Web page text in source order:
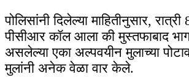
पोलिसांनी दिलेल्या माहितीनुसार,
पीसीआर कॉल आला की मुस्तफाबाद
असलेल्या एका अल्पवयीन मुलाच्या
मुलांनी अनेक वेळा वार केले.